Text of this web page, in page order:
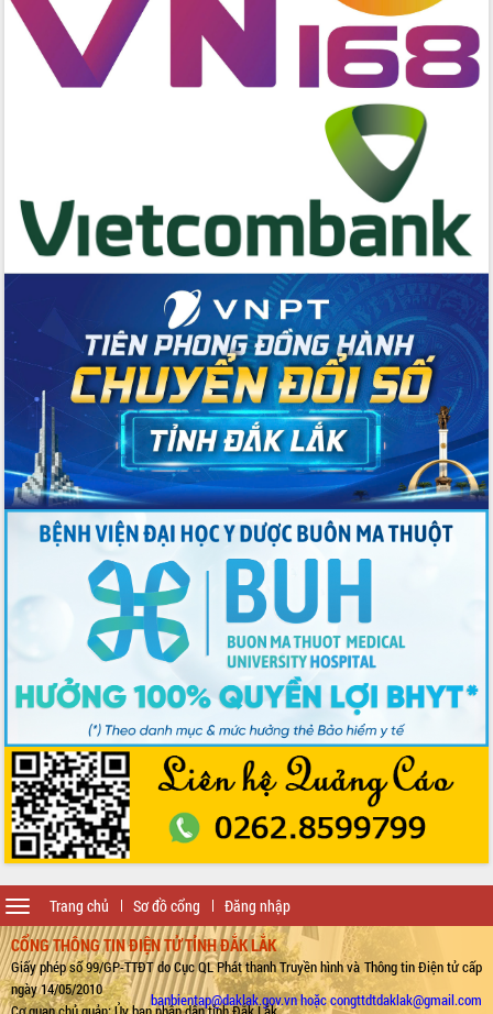
Trang chủ Sơ đồ cổng Đăng nhập
Toggle
navigation
CỔNG THÔNG TIN ĐIỆN TỬ TỈNH ĐẮK LẮK
Giấy phép số 99/GP-TTĐT do Cục QL Phát thanh Truyền hình và Thông tin Điện tử cấp
ngày 14/05/2010
banbientap@daklak.gov.vn hoặc congttdtdaklak@gmail.com